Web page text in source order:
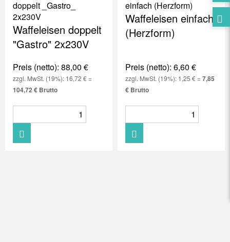
Waffeleisen doppelt
"Gastro" 2x230V
Preis (netto): 88,00 €
zzgl. MwSt. (19%): 16,72 € =
104,72 € Brutto
Waffeleisen einfach
(Herzform)
Preis (netto): 6,60 €
zzgl. MwSt. (19%): 1,25 € =7,85
€ Brutto